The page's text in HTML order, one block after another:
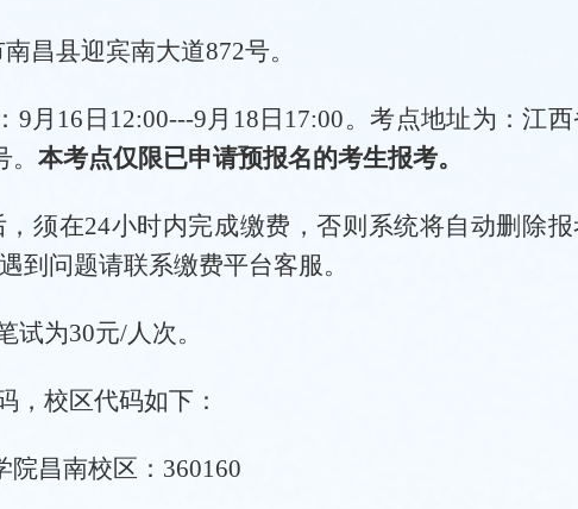
昌县迎宾南大道872号。
： 9月16日12:00---9月18日17:00。考点地址为：江
。 本考点仅限已申请预报名的考生报考。
，须在24小时内完成缴费，否则系统将自动删除
到问题请联系缴费平台客服。
试为30元/人次。
，校区代码如下：
院昌南校区 ： 360160